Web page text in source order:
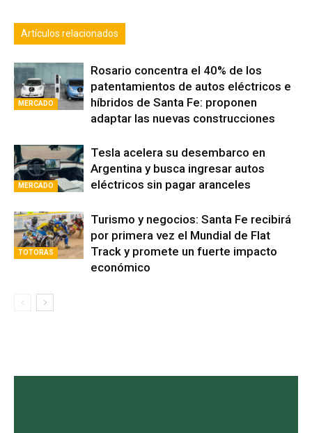
Artículos relacionados
MERCADO
Rosario concentra el 40% de los
patentamientos de autos eléctricos e
híbridos de Santa Fe: proponen
adaptar las nuevas construcciones
MERCADO
Tesla acelera su desembarco en
Argentina y busca ingresar autos
eléctricos sin pagar aranceles
TOTORAS
Turismo y negocios: Santa Fe recibirá
por primera vez el Mundial de Flat
Track y promete un fuerte impacto
económico